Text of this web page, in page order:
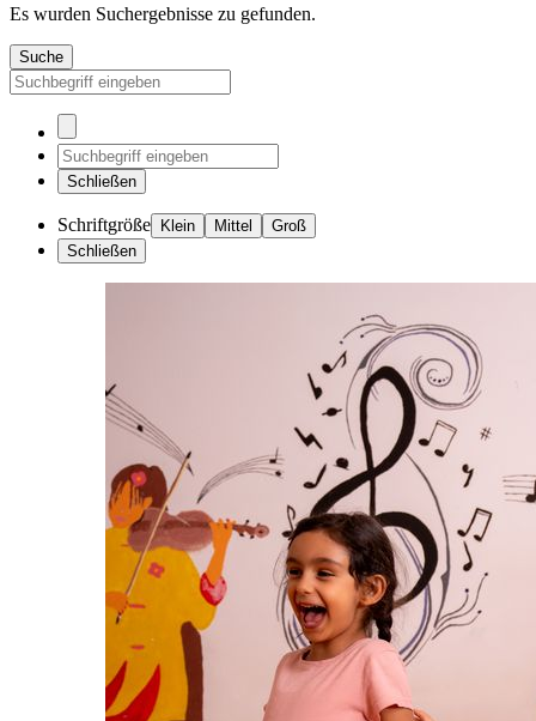
Es wurden Suchergebnisse zu gefunden.
Suche
Schließen
Schriftgröße Klein Mittel
Groß
Schließen